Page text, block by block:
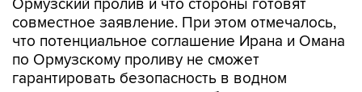
что потенциальное соглашение Ирана и Омана
по Ормузскому проливу не сможет
гарантировать безопасность в водном
коридоре из-за риска дестабилизирующих
действий США.